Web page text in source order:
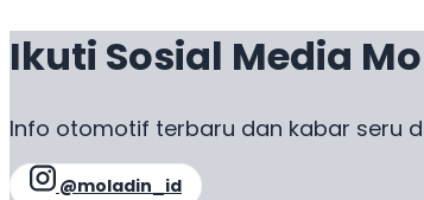
Ikuti Sosial Media
Info otomotif terbaru dan kabar seru
@moladin_id